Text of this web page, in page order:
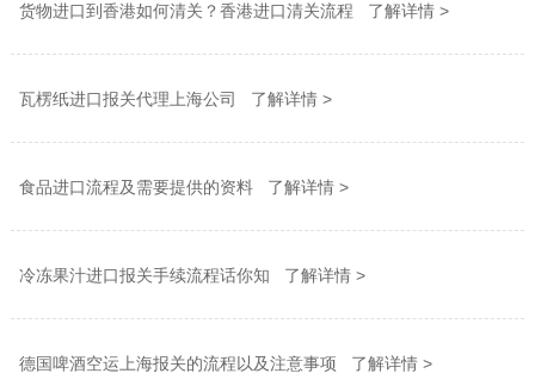
货物进口到香港如何清关？香港进口清关流程 了解详情 >
瓦楞纸进口报关代理上海公司 了解详情 >
食品进口流程及需要提供的资料 了解详情 >
冷冻果汁进口报关手续流程话你知 了解详情 >
德国啤酒空运上海报关的流程以及注意事项 了解详情 >